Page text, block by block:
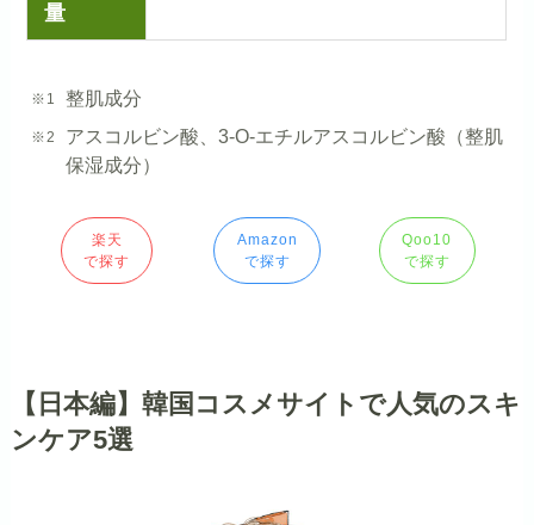
量
整肌成分
アスコルビン酸、3-O-エチルアスコルビン酸（整肌
保湿成分）
楽天
で探す
Amazon
で探す
Qoo10
で探す
【日本編】韓国コスメサイトで人気のスキ
ンケア5選